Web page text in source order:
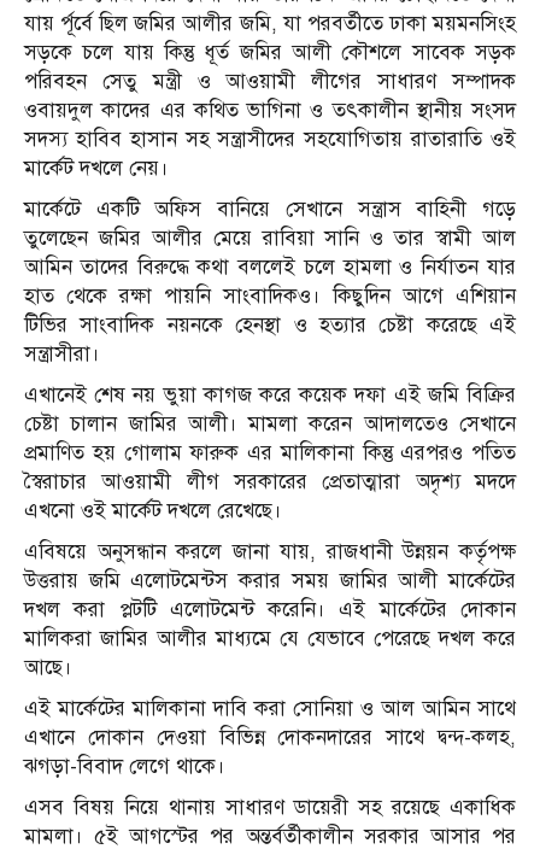
যায় র্পূর্বে ছিল জমির আলীর জমি, যা পরবর্তীতে ঢাকা ময়মনসিংহ
সড়কে চলে যায় কিন্তু ধূর্ত জমির আলী কৌশলে সাবেক সড়ক
পরিবহন সেতু মন্ত্রী ও আওয়ামী লীগের সাধারণ সম্পাদক
ওবায়দুল কাদের এর কথিত ভাগিনা ও তৎকালীন স্থানীয় সংসদ
সদস্য হাবিব হাসান সহ সন্ত্রাসীদের সহযোগিতায় রাতারাতি ওই
মার্কেট দখলে নেয়।
মার্কেটে একটি অফিস বানিয়ে সেখানে সন্ত্রাস বাহিনী গড়ে
তুলেছেন জমির আলীর মেয়ে রাবিয়া সানি ও তার স্বামী আল
আমিন তাদের বিরুদ্ধে কথা বললেই চলে হামলা ও নির্যাতন যার
হাত থেকে রক্ষা পায়নি সাংবাদিকও। কিছুদিন আগে এশিয়ান
টিভির সাংবাদিক নয়নকে হেনস্থা ও হত্যার চেষ্টা করেছে এই
সন্ত্রাসীরা।
এখানেই শেষ নয় ভুয়া কাগজ করে কয়েক দফা এই জমি বিক্রির
চেষ্টা চালান জামির আলী। মামলা করেন আদালতেও সেখানে
প্রমাণিত হয় গোলাম ফারুক এর মালিকানা কিন্তু এরপরও পতিত
স্বৈরাচার আওয়ামী লীগ সরকারের প্রেতাত্মারা অদৃশ্য মদদে
এখনো ওই মার্কেট দখলে রেখেছে।
এবিষয়ে অনুসন্ধান করলে জানা যায়, রাজধানী উন্নয়ন কর্তৃপক্ষ
উত্তরায় জমি এলোটমেন্টস করার সময় জামির আলী মার্কেটের
দখল করা প্লটটি এলোটমেন্ট করেনি। এই মার্কেটের দোকান
মালিকরা জামির আলীর মাধ্যমে যে যেভাবে পেরেছে দখল করে
আছে।
এই মার্কেটের মালিকানা দাবি করা সোনিয়া ও আল আমিন সাথে
এখানে দোকান দেওয়া বিভিন্ন দোকনদারের সাথে দ্বন্দ-কলহ,
ঝগড়া-বিবাদ লেগে থাকে।
এসব বিষয় নিয়ে থানায় সাধারণ ডায়েরী সহ রয়েছে একাধিক
মামলা। ৫ই আগস্টের পর অন্তর্বর্তীকালীন সরকার আসার পর